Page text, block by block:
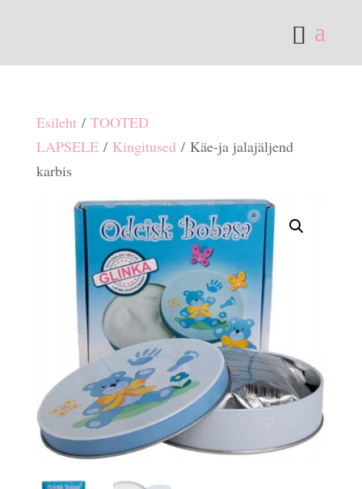
Esileht/ TOOTED
LAPSELE/ Kingitused/ Käe-ja jalajäljend
karbis